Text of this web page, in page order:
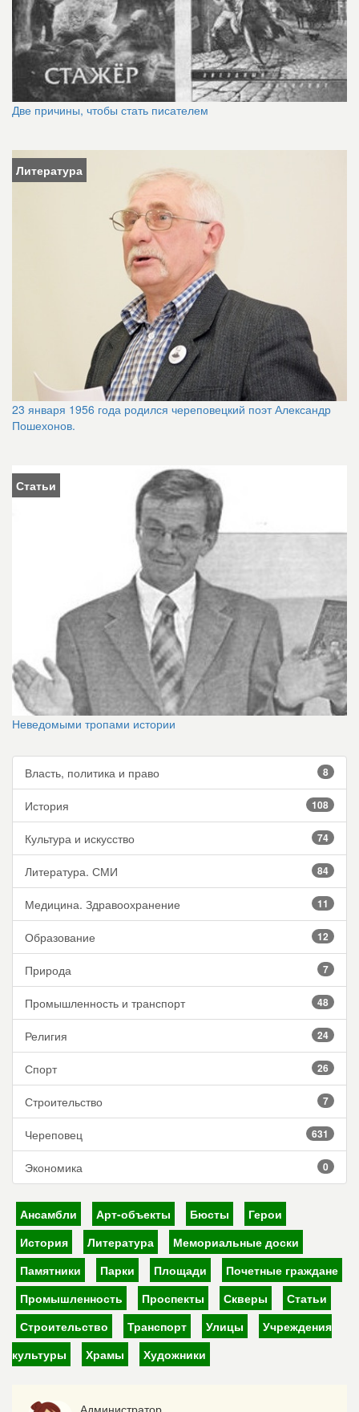
Две причины, чтобы стать писателем
Литература
23 января 1956 года родился череповецкий поэт Александр
Пошехонов.
Статьи
Неведомыми тропами истории
Власть, политика и право 8
История 108
Культура и искусство 74
Литература. СМИ 84
Медицина. Здравоохранение 11
Образование 12
Природа 7
Промышленность и транспорт 48
Религия 24
Спорт 26
Строительство 7
Череповец 631
Экономика 0
Ансамбли Арт-объекты Бюсты
Герои
История
Литература
Мемориальные доски
Памятники
Парки Площади
Почетные граждане
Промышленность
Проспекты Скверы
Статьи
Строительство
Транспорт Улицы
Учреждения
культуры
Храмы Художники